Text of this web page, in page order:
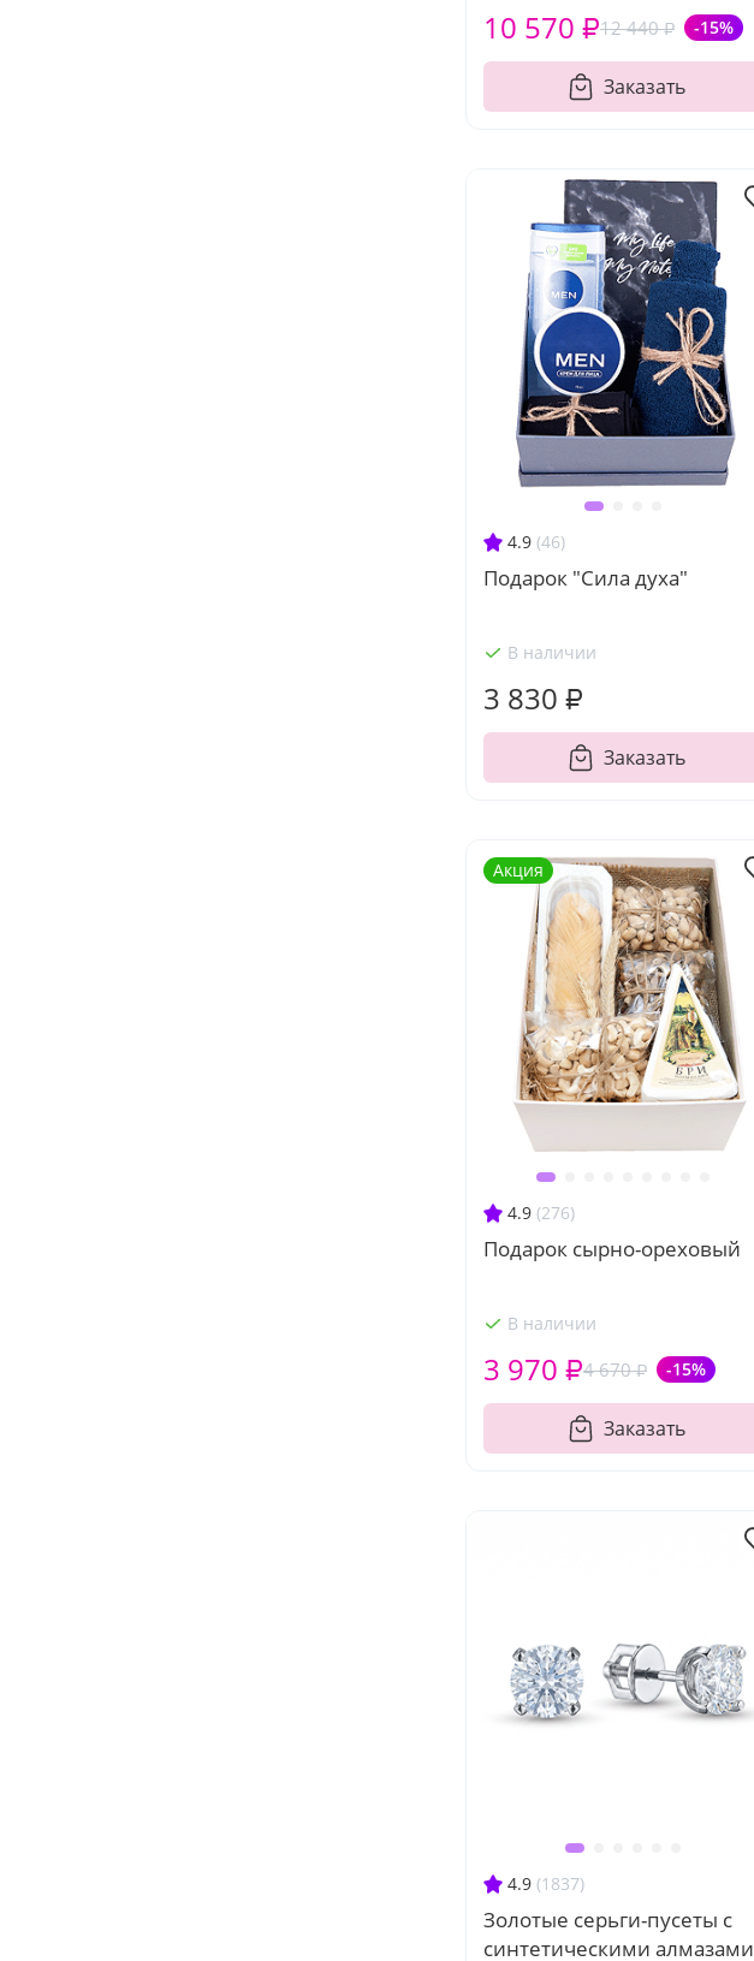
12 440 ₽ -15%
10 570 ₽
Заказать
4.9 (46)
Подарок "Сила духа"
В наличии
3 830 ₽
Заказать
4.9 (276)
Подарок сырно-ореховый
В наличии
4 670 ₽ -15%
3 970 ₽
Заказать
Акция
4.9 (1837)
Золотые серьги-пусеты с
синтетическими алмазами